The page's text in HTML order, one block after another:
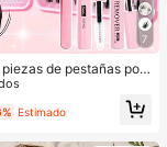
7
de pestañas post
herramienta de maqui
natural & ligera, cre
de ojos manga exqu
Estimado